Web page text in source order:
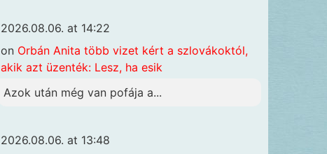
2026.08.06. at 14:22
on Orbán Anita több vizet kért a szlovákoktól,
akik azt üzenték: Lesz, ha esik
Azok után még van pofája a...
2026.08.06. at 13:48